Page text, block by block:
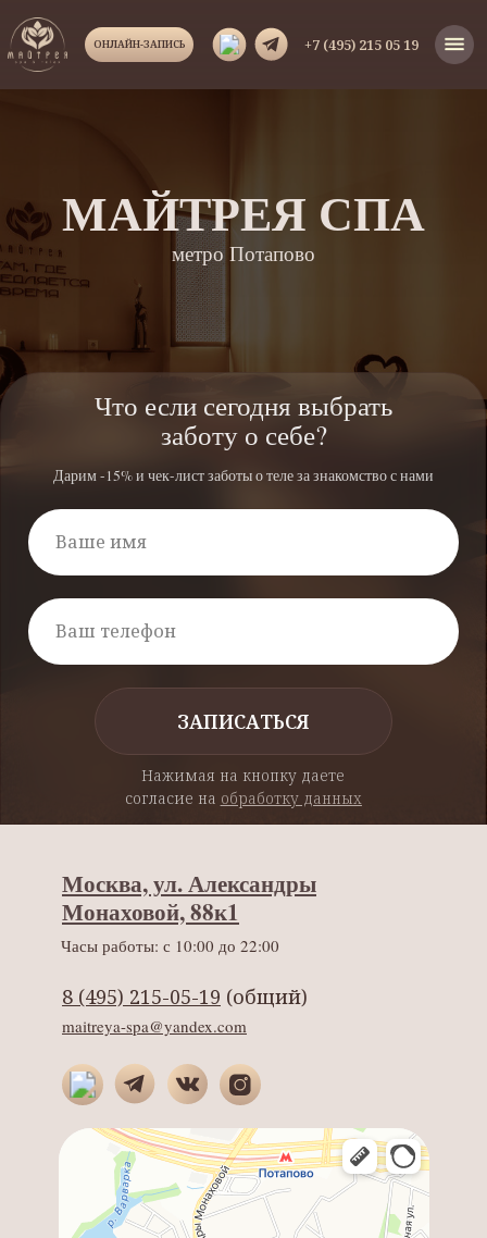
ОНЛАЙН-ЗАПИСЬ +7 (495) 215 05 19
метро Потапово
ЗАПИСАТЬСЯ
Что если сегодня выбрать
заботу о себе?
Нажимая на кнопку даете
согласие на
maitreya-spa@yandex.com
Часы работы: с 10:00 до 22:00
Москва, ул. Александры
Монаховой, 88к1
8 (495) 215-05-19 (общий)